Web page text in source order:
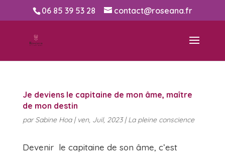
06 85 39 53 28 contact@roseana.fr
Je deviens le capitaine de mon âme, maître
de mon destin
parSabine Hoa| ven, Juil, 2023|La pleine conscience
Devenir le capitaine de son âme, c’est